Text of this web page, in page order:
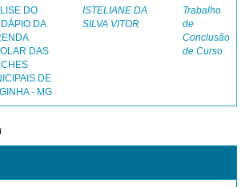
DO
DA
DAS
DE
- MG
ISTELIANE DA
SILVA VITOR
Trabalho
de
Conclusão
de Curso